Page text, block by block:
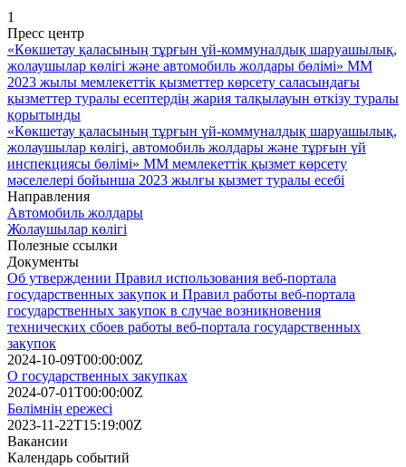
1
Пресс центр
«Көкшетау қаласының тұрғын үй-коммуналдық шаруашылық,
жолаушылар көлігі және автомобиль жолдары бөлімі» ММ
2023 жылы мемлекеттік қызметтер көрсету саласындағы
қызметтер туралы есептердің жария талқылауын өткізу туралы
қорытынды
«Көкшетау қаласының тұрғын үй-коммуналдық шаруашылық,
жолаушылар көлігі, автомобиль жолдары және тұрғын үй
инспекциясы бөлімі» ММ мемлекеттік қызмет көрсету
мәселелері бойынша 2023 жылғы қызмет туралы есебі
Направления
Автомобиль жолдары
Жолаушылар көлігі
Полезные ссылки
Документы
Об утверждении Правил использования веб-портала
государственных закупок и Правил работы веб-портала
государственных закупок в случае возникновения
технических сбоев работы веб-портала государственных
закупок
2024-10-09T00:00:00Z
О государственных закупках
2024-07-01T00:00:00Z
Бөлімнің ережесі
2023-11-22T15:19:00Z
Вакансии
Календарь событий